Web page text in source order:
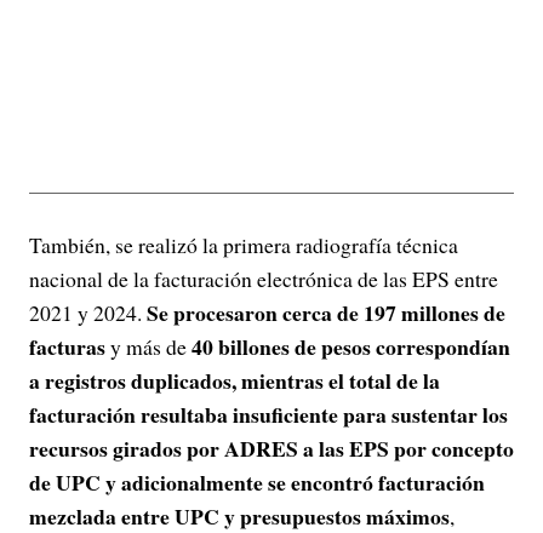
También, se realizó la primera radiografía técnica
nacional de la facturación electrónica de las EPS entre
2021 y 2024. Se procesaron cerca de 197 millones de
facturasy más de40 billones de pesos correspondían
a registros duplicados, mientras el total de la
facturación resultaba insuficiente para sustentar los
recursos girados por ADRES a las EPS por concepto
de UPC y adicionalmente se encontró facturación
mezclada entre UPC y presupuestos máximos,